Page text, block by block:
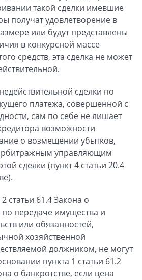
такой сделки имевшие
получат удовлетворение в
или будут представлены
в конкурсной массе
средств, эта сделка не может
сделки по
платежа, совершенной с
сам по себе не лишает
возможности
о возмещении убытков,
управляющим
сделки (пункт 4 статьи 20.4
статьи 61.4 Закона о
по передаче имущества и
или обязанностей,
хозяйственной
должником, не могут
пункта 1 статьи 61.2
о банкротстве, если цена